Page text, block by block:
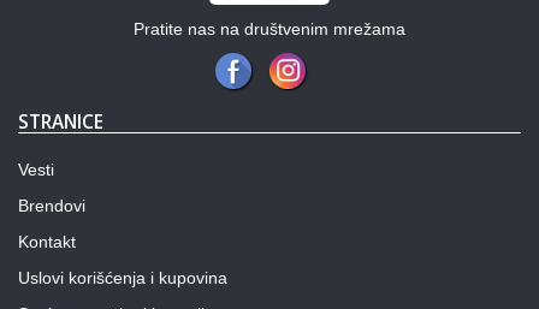
Pratite nas na društvenim mrežama
STRANICE
Vesti
Brendovi
Kontakt
Uslovi korišćenja i kupovina